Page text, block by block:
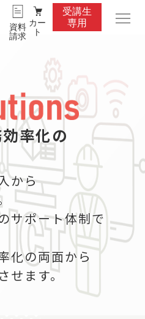
資料
請求
カー
ト
受講生
専用
率化の
から
サポート体制で
化の両面から
せます。